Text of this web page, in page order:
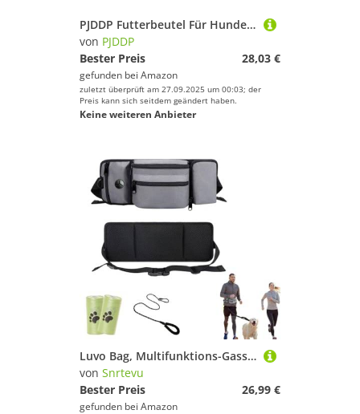
PJDDP Futterbeutel Für Hunde,Trainingsbeutel,Leckerlie Beutel Mit Kotbeutel Spender, Magnetverschluss,Verfügbares Tasche Schultergurt Für Das Training & Die Welpen-Erziehung,Blau
von PJDDP
Bester Preis
28,03 €
gefunden bei Amazon
zuletzt überprüft am 27.09.2025 um 00:03; der
Preis kann sich seitdem geändert haben.
Keine weiteren Anbieter
Luvo Bag, Multifunktions-Gassitasche, Gürteltasche Mit Trinkflaschenhalter, Hunde Spaziertasche, Organisiert Snacks Und Kotbeutel, Gibt Ihnen Die Hände Frei (Grau,B)
von Snrtevu
Bester Preis
26,99 €
gefunden bei Amazon